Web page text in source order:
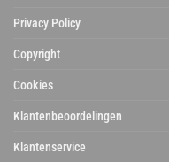
Privacy Policy
Copyright
Cookies
Klantenbeoordelingen
Klantenservice